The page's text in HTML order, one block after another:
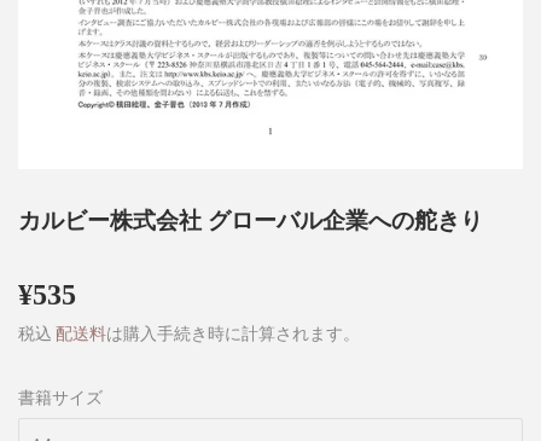
カルビー株式会社 グローバル企業への舵きり
¥535
税込 配送料は購入手続き時に計算されます。
書籍サイズ